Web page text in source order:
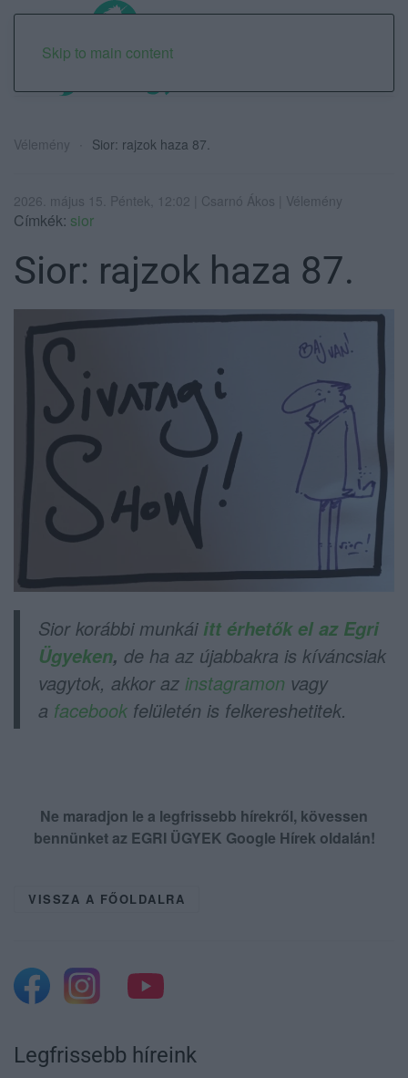
Skip to main content
Vélemény Sior: rajzok haza 87.
2026. május 15. Péntek, 12:02 | Csarnó Ákos | Vélemény
Címkék: sior
Sior: rajzok haza 87.
Sior korábbi munkái itt érhetők el az Egri
Ügyeken, de ha az újabbakra is kíváncsiak
vagytok, akkor az instagramon vagy
a facebook felületén is felkereshetitek.
Ne maradjon le a legfrissebb hírekről, kövessen
bennünket az EGRI ÜGYEK Google Hírek oldalán!
VISSZA A FŐOLDALRA
Legfrissebb híreink